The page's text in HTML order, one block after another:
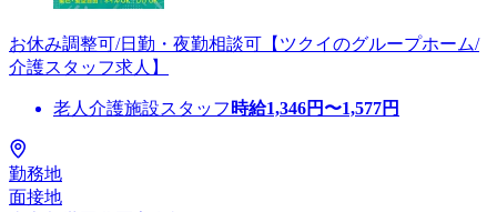
お休み調整可/日勤・夜勤相談可【ツクイのグループホーム/
介護スタッフ求人】
老人介護施設スタッフ 時給1,346円〜1,577円
勤務地
面接地